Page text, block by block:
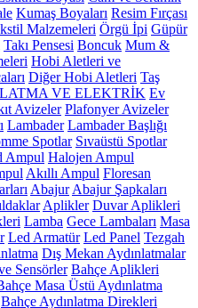
Kumaş Boyaları Resim Fırçası
Malzemeleri Örgü İpi Güpür
Takı Pensesi Boncuk Mum &
Hobi Aletleri ve
Diğer Hobi Aletleri Taş
VE ELEKTRİK Ev
Avizeler Plafonyer Avizeler
Lambader Lambader Başlığı
Spotlar Sıvaüstü Spotlar
Ampul Halojen Ampul
Akıllı Ampul Floresan
Abajur Abajur Şapkaları
Aplikler Duvar Aplikleri
Lamba Gece Lambaları Masa
Led Armatür Led Panel Tezgah
Dış Mekan Aydınlatmalar
Sensörler Bahçe Aplikleri
Masa Üstü Aydınlatma
Bahçe Aydınlatma Direkleri